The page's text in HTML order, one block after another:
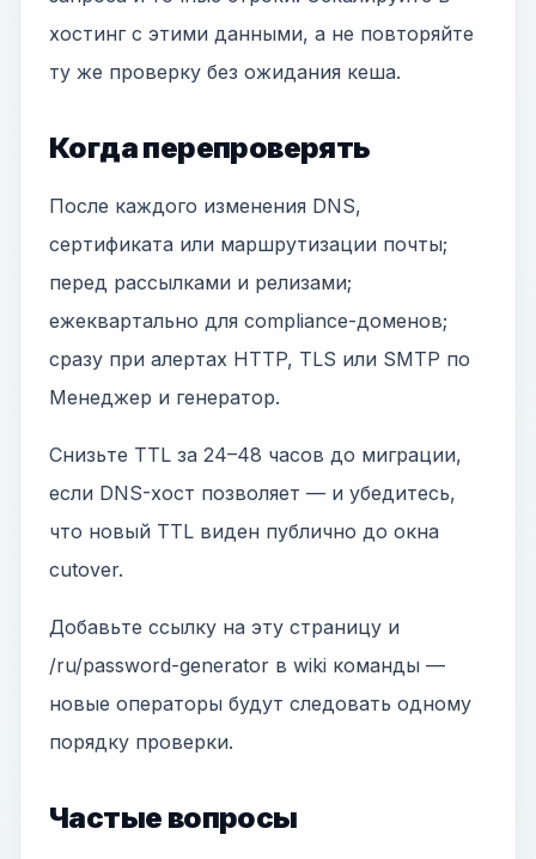
хостинг с этими данными, а не повторяйте
ту же проверку без ожидания кеша.
Когда перепроверять
После каждого изменения DNS,
сертификата или маршрутизации почты;
перед рассылками и релизами;
ежеквартально для compliance-доменов;
сразу при алертах HTTP, TLS или SMTP по
Менеджер и генератор.
Снизьте TTL за 24–48 часов до миграции,
если DNS-хост позволяет — и убедитесь,
что новый TTL виден публично до окна
cutover.
Добавьте ссылку на эту страницу и
/ru/password-generator в wiki команды —
новые операторы будут следовать одному
порядку проверки.
Частые вопросы